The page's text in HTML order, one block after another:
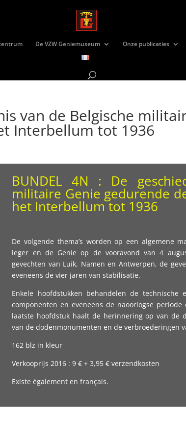
De VZW Geniemuseum Onze publicaties
van de Belgische
Interbellum tot 1936
BUNDEL 4N : De
militaire Genie gedurende
het Interbellum tot 1936
De volgende thema’s worden op een algemene
leger en de Genie op de vooravond van 4
gevechten van Luik, Namen en Antwerpen, de
eveneens de vier jaren van stabilisatie.
Enkele hoofdstukken behandelen de
componenten en eveneens de naoorlogse
laatste hoofdstuk haalt de herinnering op van de
van de dodenmonumenten en de verbroederingen
162 blz in kleur
Verkooprijs 2016 : 9 € + 3,95 € verzendkosten
Existe également en français.